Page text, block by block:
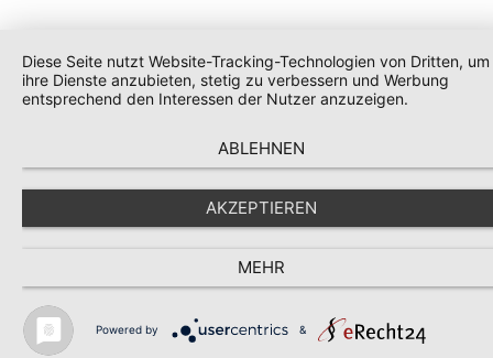
Diese Seite nutzt Website-Tracking-Technologien von Dritten, um
ihre Dienste anzubieten, stetig zu verbessern und Werbung
entsprechend den Interessen der Nutzer anzuzeigen.
ABLEHNEN
AKZEPTIEREN
MEHR
Powered by &